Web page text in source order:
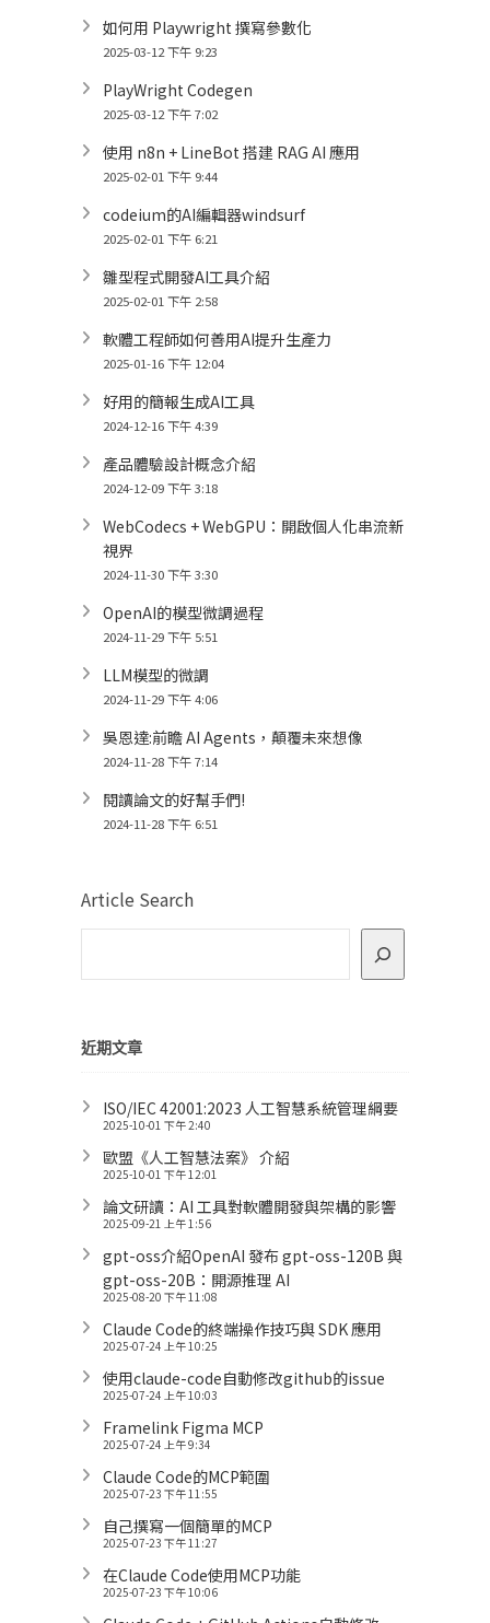
如何用 Playwright 撰寫參數化
2025-03-12 下午 9:23
PlayWright Codegen
2025-03-12 下午 7:02
使用 n8n + LineBot 搭建 RAG AI 應用
2025-02-01 下午 9:44
codeium的AI編輯器windsurf
2025-02-01 下午 6:21
雛型程式開發AI工具介紹
2025-02-01 下午 2:58
軟體工程師如何善用AI提升生產力
2025-01-16 下午 12:04
好用的簡報生成AI工具
2024-12-16 下午 4:39
產品體驗設計概念介紹
2024-12-09 下午 3:18
WebCodecs + WebGPU：開啟個人化串流新
視界
2024-11-30 下午 3:30
OpenAI的模型微調過程
2024-11-29 下午 5:51
LLM模型的微調
2024-11-29 下午 4:06
吳恩達:前瞻 AI Agents，顛覆未來想像
2024-11-28 下午 7:14
閱讀論文的好幫手們!
2024-11-28 下午 6:51
Article Search
近期文章
ISO/IEC 42001:2023 人工智慧系統管理綱要
2025-10-01 下午 2:40
歐盟《人工智慧法案》 介紹
2025-10-01 下午 12:01
論文研讀：AI 工具對軟體開發與架構的影響
2025-09-21 上午 1:56
gpt-oss介紹OpenAI 發布 gpt-oss-120B 與
gpt-oss-20B：開源推理 AI
2025-08-20 下午 11:08
Claude Code的終端操作技巧與 SDK 應用
2025-07-24 上午 10:25
使用claude-code自動修改github的issue
2025-07-24 上午 10:03
Framelink Figma MCP
2025-07-24 上午 9:34
Claude Code的MCP範圍
2025-07-23 下午 11:55
自己撰寫一個簡單的MCP
2025-07-23 下午 11:27
在Claude Code使用MCP功能
2025-07-23 下午 10:06